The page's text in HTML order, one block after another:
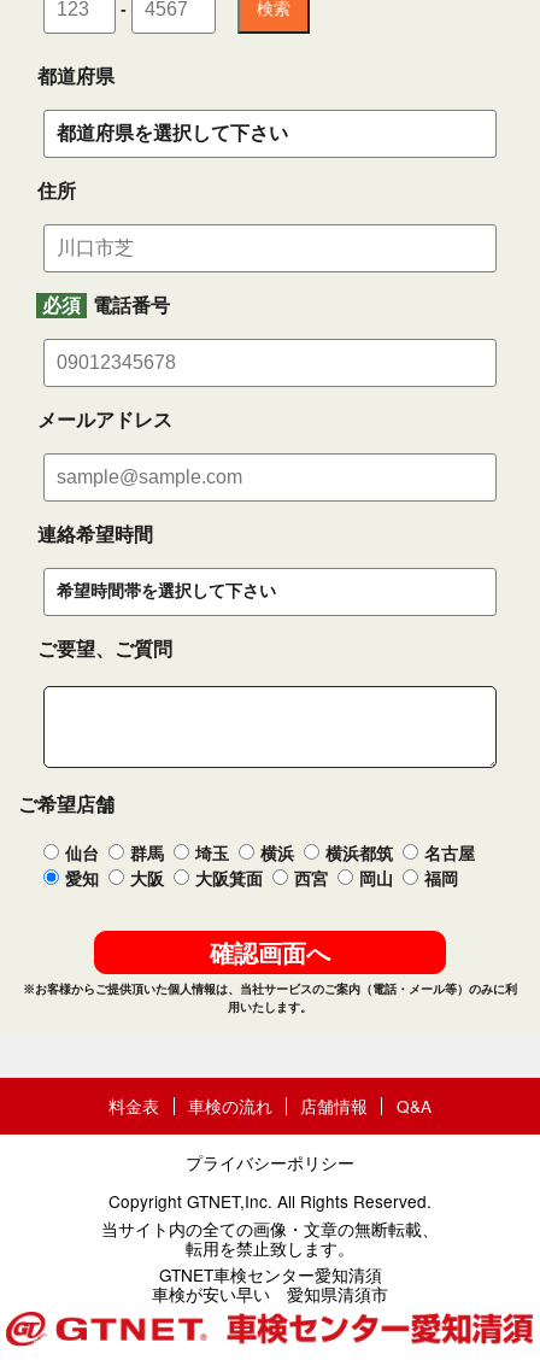
料金表 車検の流れ 店舗情報 Q&A
プライバシーポリシー
Copyright GTNET,Inc. All Rights Reserved.
当サイト内の全ての画像・文章の無断転載、
転用を禁止致します。
GTNET車検センター愛知清須
車検が安い早い 愛知県清須市